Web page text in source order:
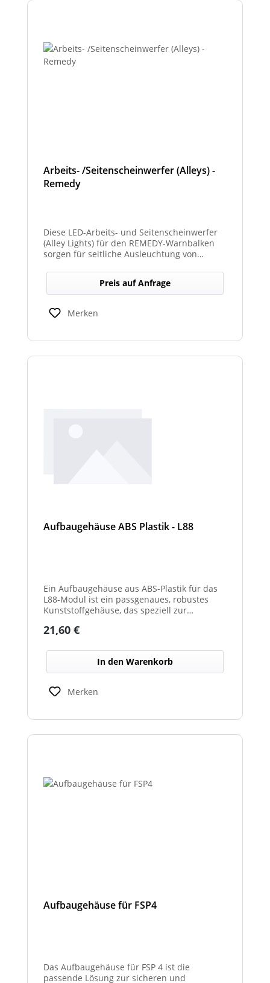
Arbeits- /Seitenscheinwerfer (Alleys) -
Remedy
Diese LED-Arbeits- und Seitenscheinwerfer
(Alley Lights) für den REMEDY-Warnbalken
sorgen für seitliche Ausleuchtung von
bei Dunkelheit oder schlechten
Lichtverhältnissen.Preis auf Anfrage
Merken
Aufbaugehäuse ABS Plastik - L88
Ein Aufbaugehäuse aus ABS-Plastik für das
L88-Modul ist ein passgenaues, robustes
Kunststoffgehäuse, das speziell zur
L88-LED-/Elektronikmoduls entwickelt wurde.
Staub, Feuchtigkeit und mechanischen
Einflüssen und gewährleistet so eine
langlebige und stabile Funktion im Fahrzeug-
oder Geräteumfeld. Durch die präzise Form
und Montagemöglichkeiten erleichtert es die
verschiedenste Einbauorte.
Regulärer Preis:
21,60 €
In den Warenkorb
Merken
Aufbaugehäuse für FSP4
Das Aufbaugehäuse für FSP 4 ist die
passende Lösung zur sicheren und